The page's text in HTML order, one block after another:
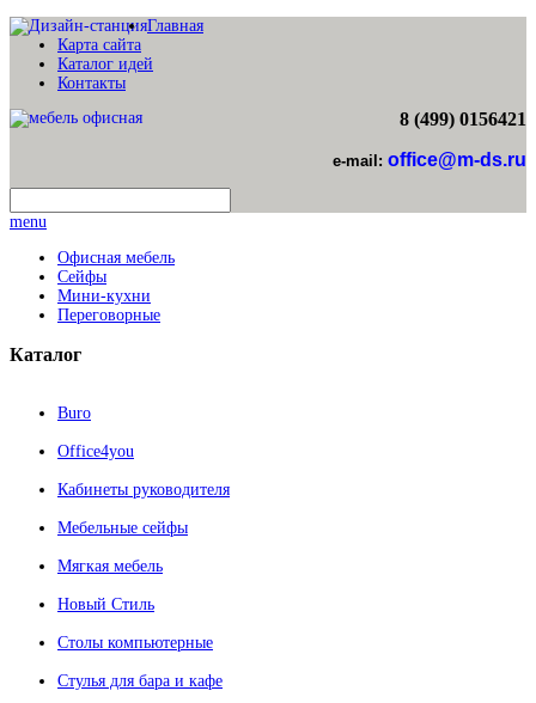
Главная
Карта сайта
Каталог идей
Контакты
8 (499) 0156421
e-mail: office@m-ds.ru
menu
Офисная мебель
Сейфы
Мини-кухни
Переговорные
Каталог
Buro
Office4you
Кабинеты руководителя
Мебельные сейфы
Мягкая мебель
Новый Стиль
Столы компьютерные
Стулья для бара и кафе